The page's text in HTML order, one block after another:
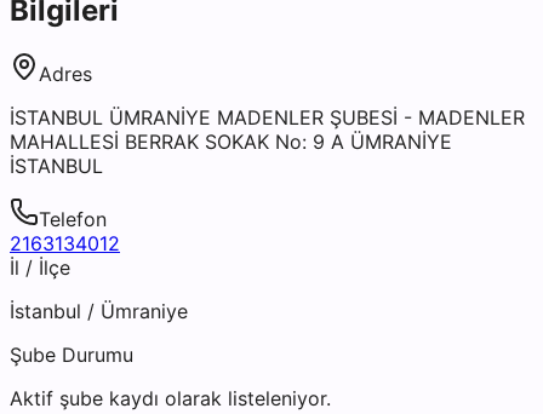
Bilgileri
Adres
İSTANBUL ÜMRANİYE MADENLER ŞUBESİ - MADENLER
MAHALLESİ BERRAK SOKAK No: 9 A ÜMRANİYE
İSTANBUL
Telefon
2163134012
İl / İlçe
İstanbul / Ümraniye
Şube Durumu
Aktif şube kaydı olarak listeleniyor.